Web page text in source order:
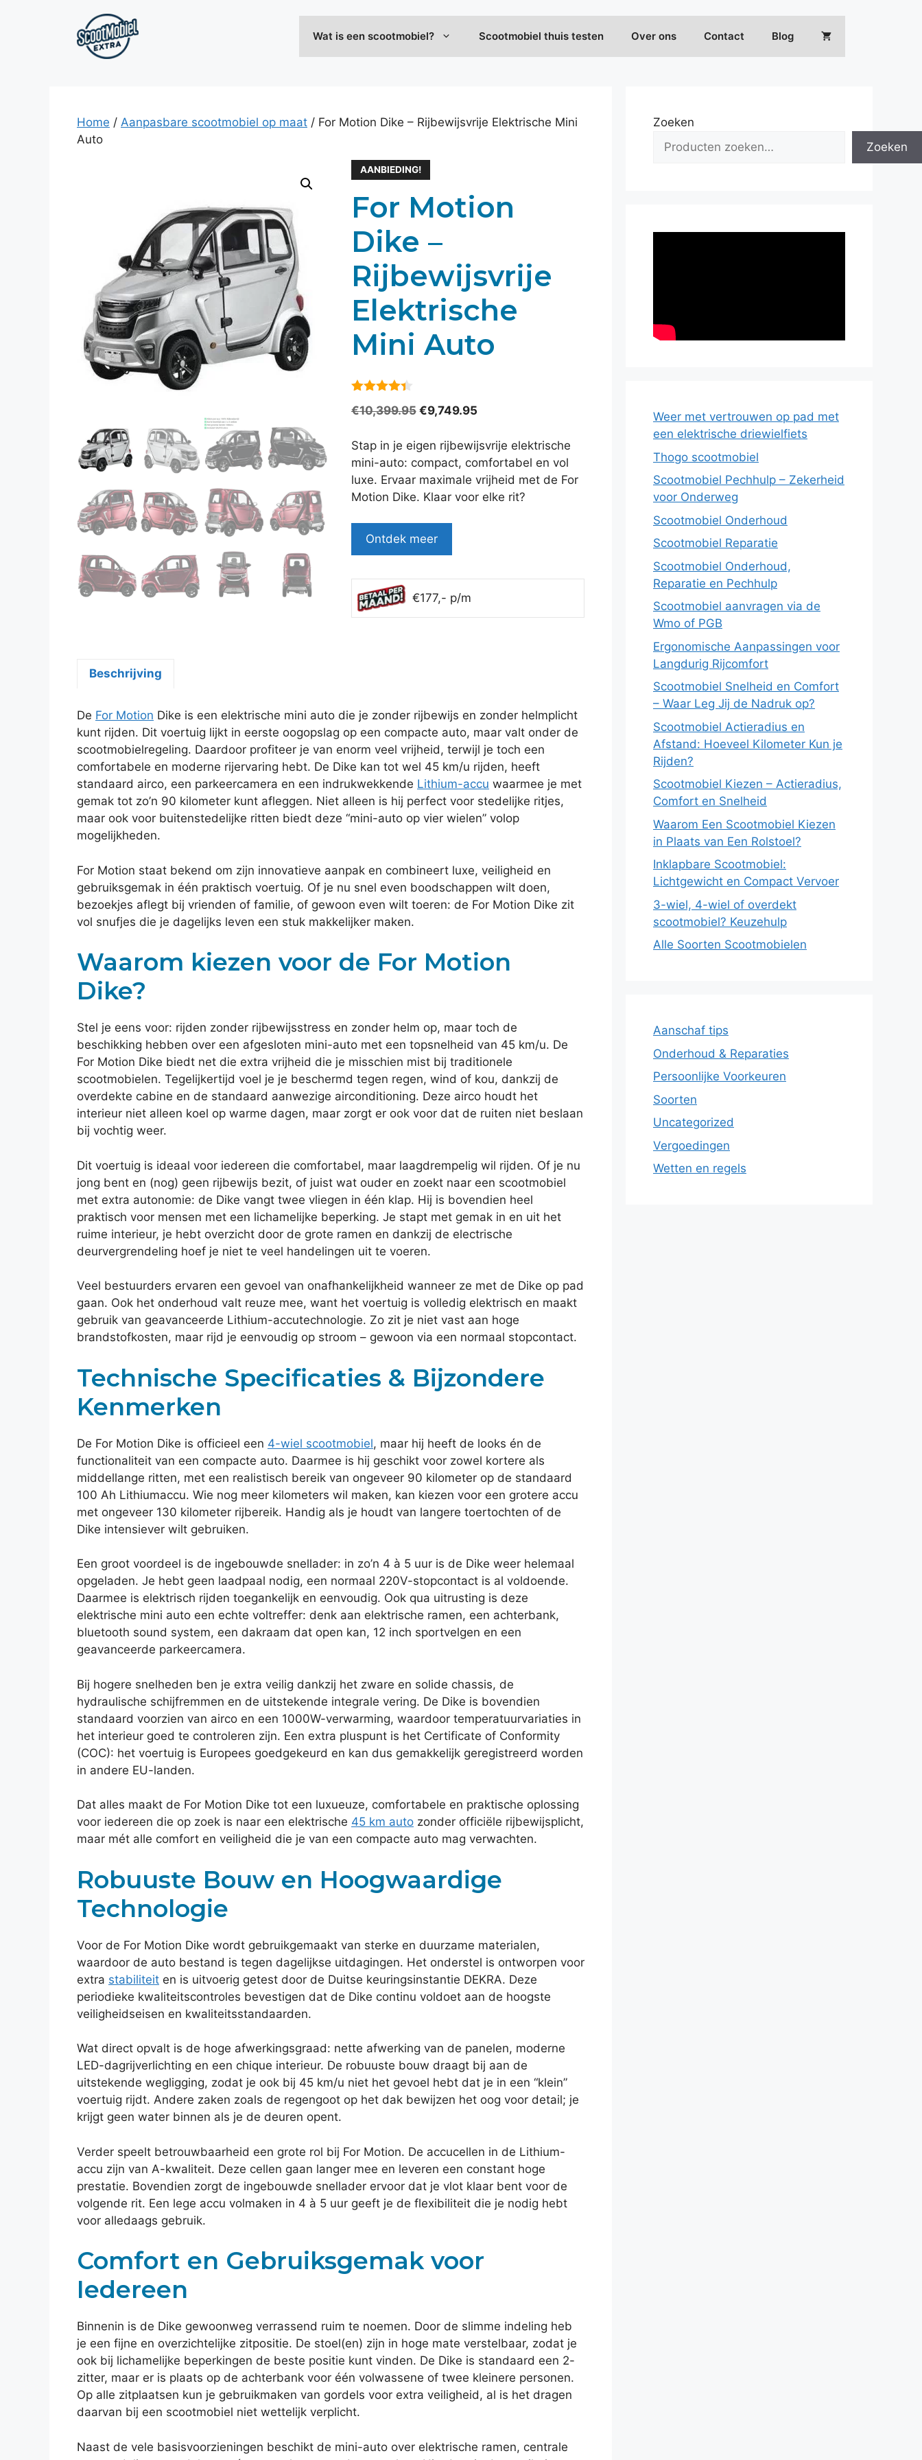
Wat is een scootmobiel? Scootmobiel thuis testen Over ons Contact Blog
Home / Aanpasbare scootmobiel op maat / For Motion Dike – Rijbewijsvrije Elektrische Mini
Auto
AANBIEDING!
For Motion
Dike –
Rijbewijsvrije
Elektrische
Mini Auto
€10,399.95 Oorspronkelijke
was:
€10,399.95.
€9,749.95Huidige
is:
€9,749.95.
Stap in je eigen rijbewijsvrije elektrische
mini-auto: compact, comfortabel en vol
luxe. Ervaar maximale vrijheid met de For
Motion Dike. Klaar voor elke rit?
Ontdek meer
€177,- p/m
Beschrijving
De For Motion Dike is een elektrische mini auto die je zonder rijbewijs en zonder helmplicht
kunt rijden. Dit voertuig lijkt in eerste oogopslag op een compacte auto, maar valt onder de
scootmobielregeling. Daardoor profiteer je van enorm veel vrijheid, terwijl je toch een
comfortabele en moderne rijervaring hebt. De Dike kan tot wel 45 km/u rijden, heeft
standaard airco, een parkeercamera en een indrukwekkende Lithium-accu waarmee je met
gemak tot zo’n 90 kilometer kunt afleggen. Niet alleen is hij perfect voor stedelijke ritjes,
maar ook voor buitenstedelijke ritten biedt deze “mini-auto op vier wielen” volop
mogelijkheden.
For Motion staat bekend om zijn innovatieve aanpak en combineert luxe, veiligheid en
gebruiksgemak in één praktisch voertuig. Of je nu snel even boodschappen wilt doen,
bezoekjes aflegt bij vrienden of familie, of gewoon even wilt toeren: de For Motion Dike zit
vol snufjes die je dagelijks leven een stuk makkelijker maken.
Waarom kiezen voor de For Motion
Dike?
Stel je eens voor: rijden zonder rijbewijsstress en zonder helm op, maar toch de
beschikking hebben over een afgesloten mini-auto met een topsnelheid van 45 km/u. De
For Motion Dike biedt net die extra vrijheid die je misschien mist bij traditionele
scootmobielen. Tegelijkertijd voel je je beschermd tegen regen, wind of kou, dankzij de
overdekte cabine en de standaard aanwezige airconditioning. Deze airco houdt het
interieur niet alleen koel op warme dagen, maar zorgt er ook voor dat de ruiten niet beslaan
bij vochtig weer.
Dit voertuig is ideaal voor iedereen die comfortabel, maar laagdrempelig wil rijden. Of je nu
jong bent en (nog) geen rijbewijs bezit, of juist wat ouder en zoekt naar een scootmobiel
met extra autonomie: de Dike vangt twee vliegen in één klap. Hij is bovendien heel
praktisch voor mensen met een lichamelijke beperking. Je stapt met gemak in en uit het
ruime interieur, je hebt overzicht door de grote ramen en dankzij de electrische
deurvergrendeling hoef je niet te veel handelingen uit te voeren.
Veel bestuurders ervaren een gevoel van onafhankelijkheid wanneer ze met de Dike op pad
gaan. Ook het onderhoud valt reuze mee, want het voertuig is volledig elektrisch en maakt
gebruik van geavanceerde Lithium-accutechnologie. Zo zit je niet vast aan hoge
brandstofkosten, maar rijd je eenvoudig op stroom – gewoon via een normaal stopcontact.
Technische Specificaties & Bijzondere
Kenmerken
De For Motion Dike is officieel een 4-wiel scootmobiel, maar hij heeft de looks én de
functionaliteit van een compacte auto. Daarmee is hij geschikt voor zowel kortere als
middellange ritten, met een realistisch bereik van ongeveer 90 kilometer op de standaard
100 Ah Lithiumaccu. Wie nog meer kilometers wil maken, kan kiezen voor een grotere accu
met ongeveer 130 kilometer rijbereik. Handig als je houdt van langere toertochten of de
Dike intensiever wilt gebruiken.
Een groot voordeel is de ingebouwde snellader: in zo’n 4 à 5 uur is de Dike weer helemaal
opgeladen. Je hebt geen laadpaal nodig, een normaal 220V-stopcontact is al voldoende.
Daarmee is elektrisch rijden toegankelijk en eenvoudig. Ook qua uitrusting is deze
elektrische mini auto een echte voltreffer: denk aan elektrische ramen, een achterbank,
bluetooth sound system, een dakraam dat open kan, 12 inch sportvelgen en een
geavanceerde parkeercamera.
Bij hogere snelheden ben je extra veilig dankzij het zware en solide chassis, de
hydraulische schijfremmen en de uitstekende integrale vering. De Dike is bovendien
standaard voorzien van airco en een 1000W-verwarming, waardoor temperatuurvariaties in
het interieur goed te controleren zijn. Een extra pluspunt is het Certificate of Conformity
(COC): het voertuig is Europees goedgekeurd en kan dus gemakkelijk geregistreerd worden
in andere EU-landen.
Dat alles maakt de For Motion Dike tot een luxueuze, comfortabele en praktische oplossing
voor iedereen die op zoek is naar een elektrische 45 km auto zonder officiële rijbewijsplicht,
maar mét alle comfort en veiligheid die je van een compacte auto mag verwachten.
Robuuste Bouw en Hoogwaardige
Technologie
Voor de For Motion Dike wordt gebruikgemaakt van sterke en duurzame materialen,
waardoor de auto bestand is tegen dagelijkse uitdagingen. Het onderstel is ontworpen voor
extra stabiliteit en is uitvoerig getest door de Duitse keuringsinstantie DEKRA. Deze
periodieke kwaliteitscontroles bevestigen dat de Dike continu voldoet aan de hoogste
veiligheidseisen en kwaliteitsstandaarden.
Wat direct opvalt is de hoge afwerkingsgraad: nette afwerking van de panelen, moderne
LED-dagrijverlichting en een chique interieur. De robuuste bouw draagt bij aan de
uitstekende wegligging, zodat je ook bij 45 km/u niet het gevoel hebt dat je in een “klein”
voertuig rijdt. Andere zaken zoals de regengoot op het dak bewijzen het oog voor detail; je
krijgt geen water binnen als je de deuren opent.
Verder speelt betrouwbaarheid een grote rol bij For Motion. De accucellen in de Lithium-
accu zijn van A-kwaliteit. Deze cellen gaan langer mee en leveren een constant hoge
prestatie. Bovendien zorgt de ingebouwde snellader ervoor dat je vlot klaar bent voor de
volgende rit. Een lege accu volmaken in 4 à 5 uur geeft je de flexibiliteit die je nodig hebt
voor alledaags gebruik.
Comfort en Gebruiksgemak voor
Iedereen
Binnenin is de Dike gewoonweg verrassend ruim te noemen. Door de slimme indeling heb
je een fijne en overzichtelijke zitpositie. De stoel(en) zijn in hoge mate verstelbaar, zodat je
ook bij lichamelijke beperkingen de beste positie kunt vinden. De Dike is standaard een 2-
zitter, maar er is plaats op de achterbank voor één volwassene of twee kleinere personen.
Op alle zitplaatsen kun je gebruikmaken van gordels voor extra veiligheid, al is het dragen
daarvan bij een scootmobiel niet wettelijk verplicht.
Naast de vele basisvoorzieningen beschikt de mini-auto over elektrische ramen, centrale
Zoeken
Zoeken
Weer met vertrouwen op pad met
een elektrische driewielfiets
Thogo scootmobiel
Scootmobiel Pechhulp – Zekerheid
voor Onderweg
Scootmobiel Onderhoud
Scootmobiel Reparatie
Scootmobiel Onderhoud,
Reparatie en Pechhulp
Scootmobiel aanvragen via de
Wmo of PGB
Ergonomische Aanpassingen voor
Langdurig Rijcomfort
Scootmobiel Snelheid en Comfort
– Waar Leg Jij de Nadruk op?
Scootmobiel Actieradius en
Afstand: Hoeveel Kilometer Kun je
Rijden?
Scootmobiel Kiezen – Actieradius,
Comfort en Snelheid
Waarom Een Scootmobiel Kiezen
in Plaats van Een Rolstoel?
Inklapbare Scootmobiel:
Lichtgewicht en Compact Vervoer
3-wiel, 4-wiel of overdekt
scootmobiel? Keuzehulp
Alle Soorten Scootmobielen
Aanschaf tips
Onderhoud & Reparaties
Persoonlijke Voorkeuren
Soorten
Uncategorized
Vergoedingen
Wetten en regels